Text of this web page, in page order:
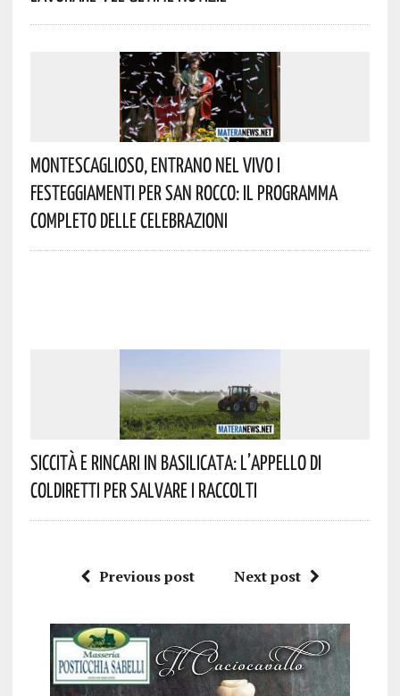
Montescaglioso, Entrano Nel Vivo I
Festeggiamenti Per San Rocco: Il Programma
Completo Delle Celebrazioni
Siccità E Rincari In Basilicata: L’appello Di
Coldiretti Per Salvare I Raccolti
Previous post Next post